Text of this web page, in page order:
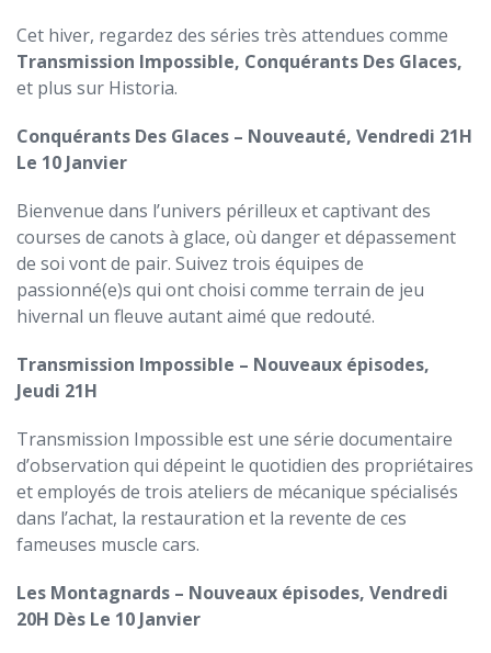
Cet hiver, regardez des séries très attendues comme
Transmission Impossible, Conquérants Des Glaces,
et plus sur Historia.
Conquérants Des Glaces – Nouveauté, Vendredi 21H
Le 10 Janvier
Bienvenue dans l’univers périlleux et captivant des
courses de canots à glace, où danger et dépassement
de soi vont de pair. Suivez trois équipes de
passionné(e)s qui ont choisi comme terrain de jeu
hivernal un fleuve autant aimé que redouté.
Transmission Impossible – Nouveaux épisodes,
Jeudi 21H
Transmission Impossible est une série documentaire
d’observation qui dépeint le quotidien des propriétaires
et employés de trois ateliers de mécanique spécialisés
dans l’achat, la restauration et la revente de ces
fameuses muscle cars.
Les Montagnards – Nouveaux épisodes, Vendredi
20H Dès Le 10 Janvier